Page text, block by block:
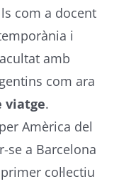
com a docent
i
amb
com ara
viatge.
Amèrica del
se a Barcelona
col·lectiu